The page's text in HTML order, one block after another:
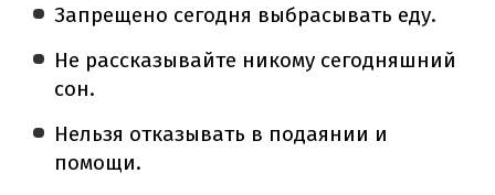
Запрещено сегодня выбрасывать еду.
Не рассказывайте никому сегодняшний
сон.
Нельзя отказывать в подаянии и
помощи.